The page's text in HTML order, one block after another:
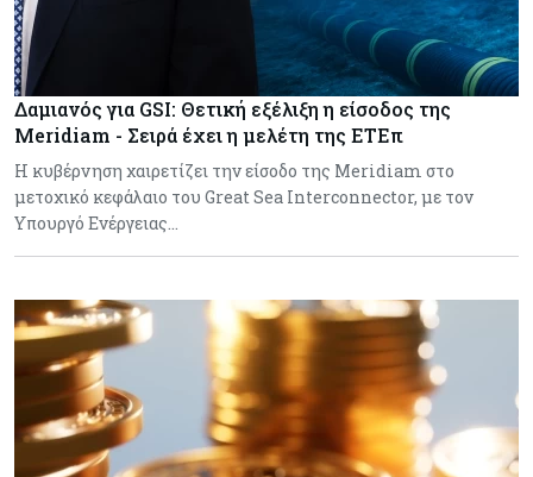
Δαμιανός για GSI: Θετική εξέλιξη η είσοδος της
Meridiam - Σειρά έχει η μελέτη της ΕΤΕπ
Η κυβέρνηση χαιρετίζει την είσοδο της Meridiam στο
μετοχικό κεφάλαιο του Great Sea Interconnector, με τον
Υπουργό Ενέργειας…